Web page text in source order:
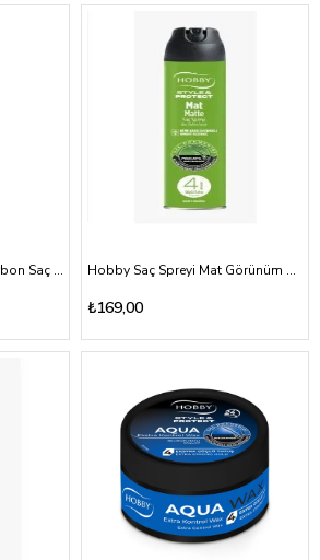
Hobby Style&Protect Carbon Saç Spreyi 250ml Hobby Saç Spreyi Mat Görünüm 250 ml
₺169,00